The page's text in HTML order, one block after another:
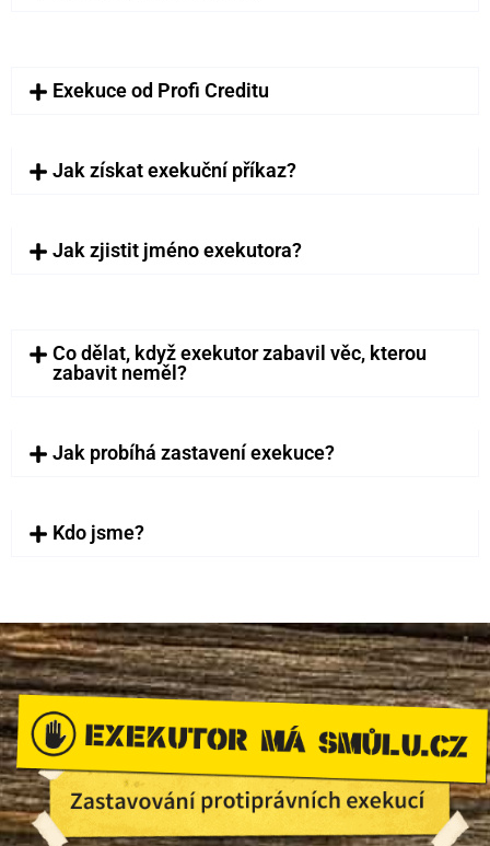
Exekuce od Profi Creditu
Jak získat exekuční příkaz?
Jak zjistit jméno exekutora?
Co dělat, když exekutor zabavil věc, kterou
zabavit neměl?
Jak probíhá zastavení exekuce?
Kdo jsme?